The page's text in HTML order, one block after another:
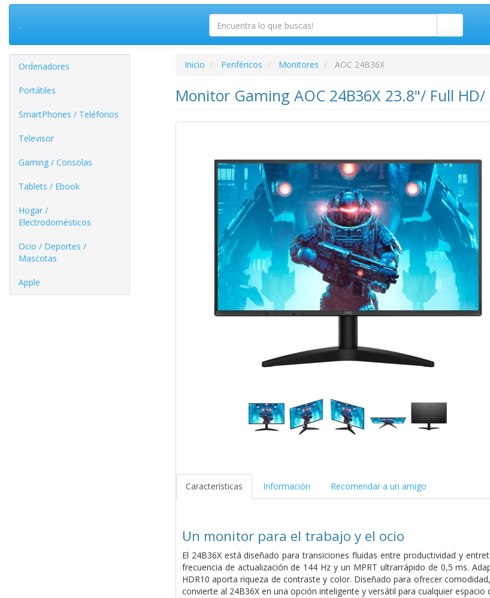
.
Ordenadores
Portátiles
SmartPhones / Teléfonos
Televisor
Gaming / Consolas
Tablets / Ebook
Hogar /
Electrodomésticos
Ocio / Deportes /
Mascotas
Apple
Inicio Periféricos Monitores AOC 24B36X
Monitor Gaming AOC 24B36X 23.8"/ Full
Características Información Recomendar a un amigo
Un monitor para el trabajo y el ocio
El 24B36X está diseñado para transiciones fluidas entre productividad y
frecuencia de actualización de 144 Hz y un MPRT ultrarrápido de 0,5 ms.
HDR10 aporta riqueza de contraste y color. Diseñado para ofrecer
convierte al 24B36X en una opción inteligente y versátil para cualquier